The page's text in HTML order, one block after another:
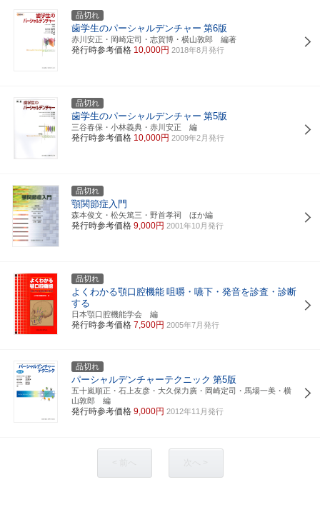
品切れ
歯学生のパーシャルデンチャー 第6版
赤川安正・岡崎定司・志賀博・横山敦郎 編著
発行時参考価格 10,000円 2018年8月発行
品切れ
歯学生のパーシャルデンチャー 第5版
三谷春保・小林義典・赤川安正 編
発行時参考価格 10,000円 2009年2月発行
品切れ
顎関節症入門
森本俊文・松矢篤三・野首孝祠 ほか編
発行時参考価格 9,000円 2001年10月発行
品切れ
よくわかる顎口腔機能 咀嚼・嚥下・発音を診査・診断
する
日本顎口腔機能学会 編
発行時参考価格 7,500円 2005年7月発行
品切れ
パーシャルデンチャーテクニック 第5版
五十嵐順正・石上友彦・大久保力廣・岡崎定司・馬場一美・横
山敦郎 編
発行時参考価格 9,000円 2012年11月発行